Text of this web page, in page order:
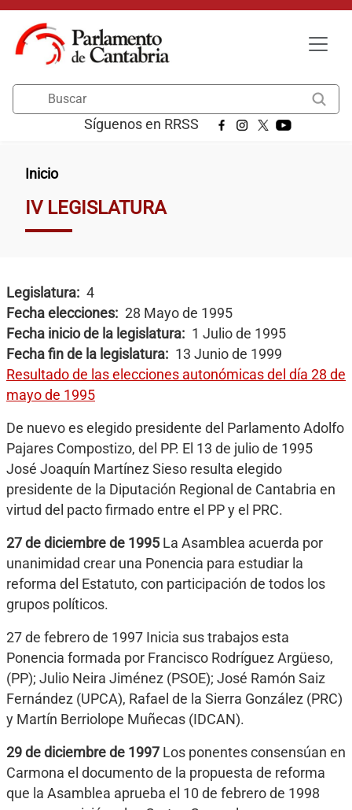
Pasar al contenido principal
Síguenos en RRSS
Ruta de navegación
Inicio
IV LEGISLATURA
Legislatura
4
Fecha elecciones
28 Mayo de 1995
Fecha inicio de la legislatura
1 Julio de 1995
Fecha fin de la legislatura
13 Junio de 1999
Resultado de las elecciones autonómicas del día 28 de
mayo de 1995
De nuevo es elegido presidente del Parlamento Adolfo
Pajares Compostizo, del PP. El 13 de julio de 1995
José Joaquín Martínez Sieso resulta elegido
presidente de la Diputación Regional de Cantabria en
virtud del pacto firmado entre el PP y el PRC.
27 de diciembre de 1995 La Asamblea acuerda por
unanimidad crear una Ponencia para estudiar la
reforma del Estatuto, con participación de todos los
grupos políticos.
27 de febrero de 1997 Inicia sus trabajos esta
Ponencia formada por Francisco Rodríguez Argüeso,
(PP); Julio Neira Jiménez (PSOE); José Ramón Saiz
Fernández (UPCA), Rafael de la Sierra González (PRC)
y Martín Berriolope Muñecas (IDCAN).
29 de diciembre de 1997 Los ponentes consensúan en
Carmona el documento de la propuesta de reforma
que la Asamblea aprueba el 10 de febrero de 1998